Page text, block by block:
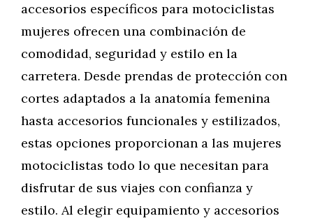
accesorios específicos para motociclistas
mujeres ofrecen una combinación de
comodidad, seguridad y estilo en la
carretera. Desde prendas de protección con
cortes adaptados a la anatomía femenina
hasta accesorios funcionales y estilizados,
estas opciones proporcionan a las mujeres
motociclistas todo lo que necesitan para
disfrutar de sus viajes con confianza y
estilo. Al elegir equipamiento y accesorios